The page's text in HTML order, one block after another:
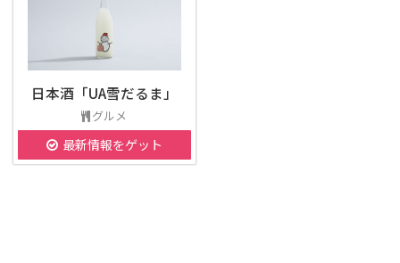
日本酒「UA雪だるま」
グルメ
最新情報をゲット